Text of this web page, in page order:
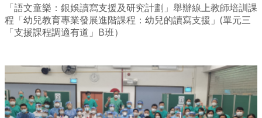
「語文童樂：銀娛讀寫支援及研究計劃」舉辦線上教師培訓課
程「幼兒教育專業發展進階課程：幼兒的讀寫支援」(單元三
「支援課程調適有道」B班）